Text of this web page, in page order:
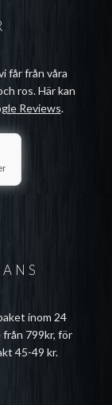
inom 24
från 799kr, för
45-49 kr.
får från våra
ros. Här kan
Reviews.